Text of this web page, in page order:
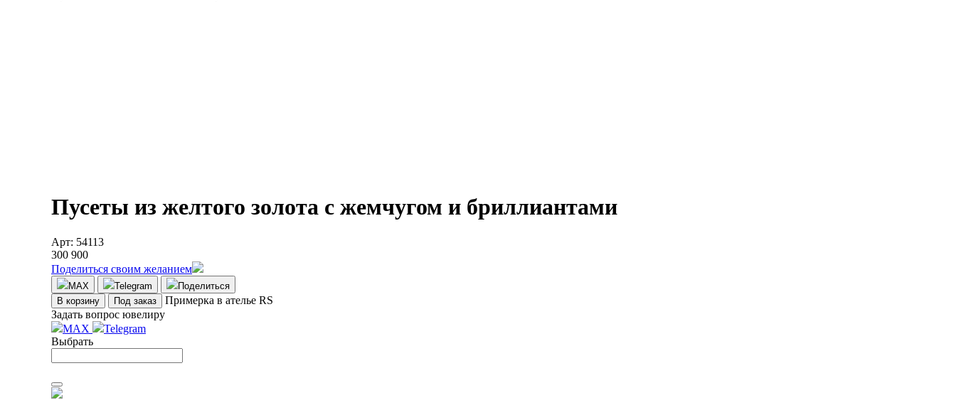
Пусеты из желтого золота с жемчугом и бриллиантами
Арт: 54113
300 900
Поделиться своим желанием
MAX Telegram
Поделиться
В корзину
Под заказ
Примерка в ателье RS
Задать вопрос ювелиру
MAX
Telegram
Выбрать